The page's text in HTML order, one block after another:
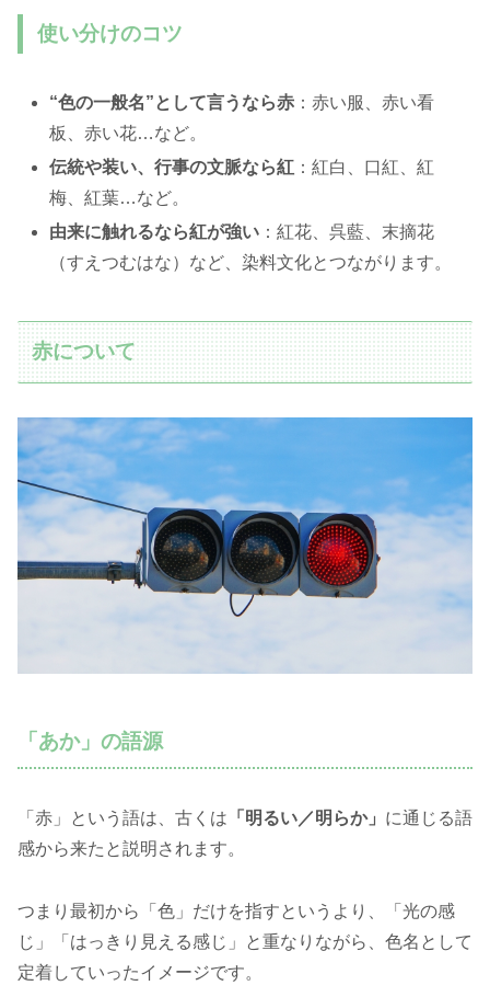
使い分けのコツ
“色の一般名”として言うなら赤 ：赤い服、赤い看
板、赤い花…など。
伝統や装い、行事の文脈なら紅 ：紅白、口紅、紅
梅、紅葉…など。
由来に触れるなら紅が強い ：紅花、呉藍、末摘花
（すえつむはな）など、染料文化とつながります。
赤について
「あか」の語源
「赤」という語は、古くは 「明るい／明らか」 に通じる語
感から来たと説明されます。
つまり最初から「色」だけを指すというより、「光の感
じ」「はっきり見える感じ」と重なりながら、色名として
定着していったイメージです。